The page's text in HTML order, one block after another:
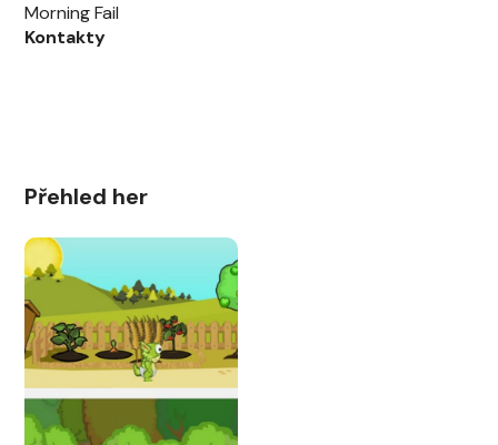
Morning Fail
Kontakty
Přehled her